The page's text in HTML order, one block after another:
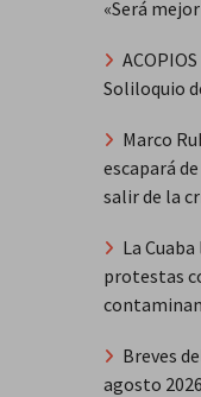
«Será
Soliloquio
Marco
escapará
salir de la
La
protestas
Breves
agosto 2026